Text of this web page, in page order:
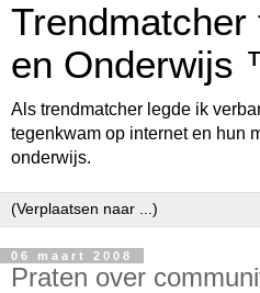
Trendmatcher
en Onderwijs
Als trendmatcher legde ik
tegenkwam op internet en hun
onderwijs.
06 maart 2008
Praten over